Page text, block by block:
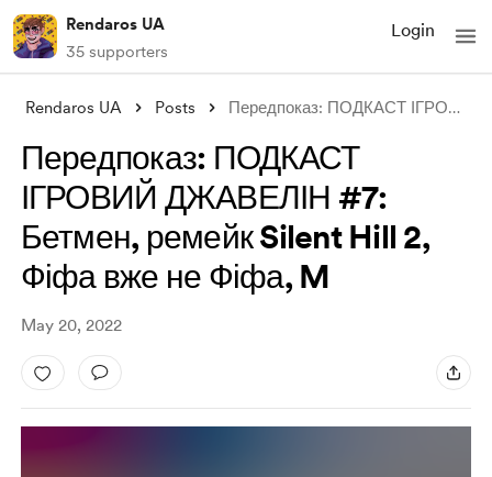
Rendaros UA
35 supporters
Login
Rendaros UA Posts Передпоказ: ПОДКАСТ ІГРОВИЙ ДЖАВЕЛІН #7:
Передпоказ: ПОДКАСТ
ІГРОВИЙ ДЖАВЕЛІН #7:
Бетмен, ремейк Silent Hill 2,
Фіфа вже не Фіфа, M
May 20, 2022